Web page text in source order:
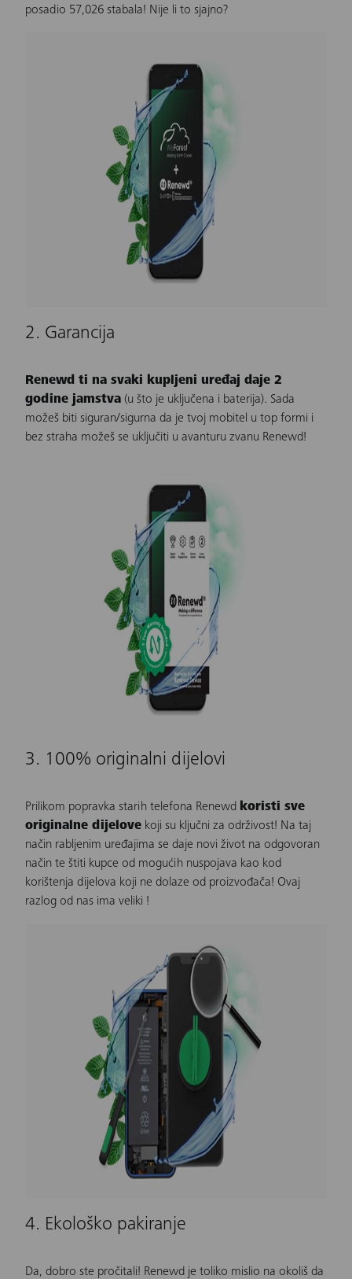
posadio 57,026 stabala! Nije li to sjajno?
2. Garancija
Renewd ti na svaki kupljeni uređaj daje 2
godine jamstva (u što je uključena i baterija). Sada
možeš biti siguran/sigurna da je tvoj mobitel u top formi i
bez straha možeš se uključiti u avanturu zvanu Renewd!
3. 100% originalni dijelovi
Prilikom popravka starih telefona Renewd koristi sve
originalne dijelove koji su ključni za održivost! Na taj
način rabljenim uređajima se daje novi život na odgovoran
način te štiti kupce od mogućih nuspojava kao kod
korištenja dijelova koji ne dolaze od proizvođača! Ovaj
razlog od nas ima veliki !
4. Ekološko pakiranje
Da, dobro ste pročitali! Renewd je toliko mislio na okoliš da